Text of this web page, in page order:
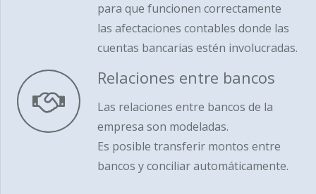
para que funcionen correctamente
las afectaciones contables donde las
cuentas bancarias estén involucradas.
Relaciones entre bancos
Las relaciones entre bancos de la
empresa son modeladas.
Es posible transferir montos entre
bancos y conciliar automáticamente.